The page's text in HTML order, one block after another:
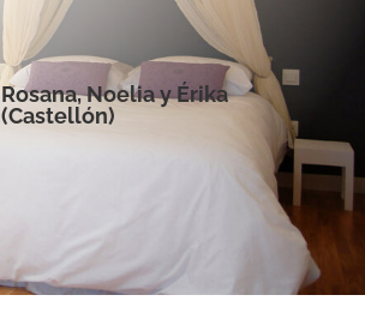
Rosana, Noelia y Érika
(Castellón)